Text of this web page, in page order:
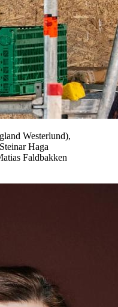
Westerlund),
Haga
Faldbakken